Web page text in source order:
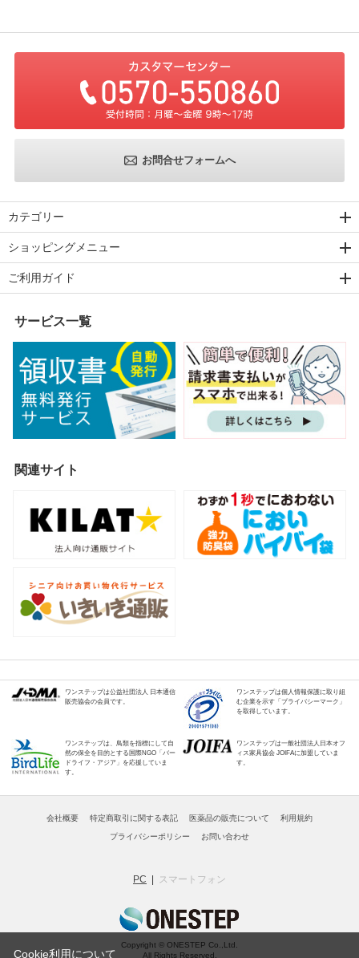
お問合せフォームへ
カテゴリー
ショッピングメニュー
ご利用ガイド
サービス一覧
関連サイト
ワンステップは公益社団法人 日本通信
販売協会の会員です。
ワンステップは個人情報保護に取り組
む企業を示す「プライバシーマーク」
を取得しています。
ワンステップは、鳥類を指標にして自
然の保全を目的とする国際NGO「バー
ドライフ・アジア」を応援していま
す。
ワンステップは一般社団法人日本オフ
ィス家具協会 JOIFAに加盟していま
す。
会社概要 特定商取引に関する表記 医薬品の販売について 利用規約
プライバシーポリシー お問い合わせ
PC スマートフォン
Copyright © ONESTEP Co.,Ltd.
All Rights Reserved.
Cookie利用について